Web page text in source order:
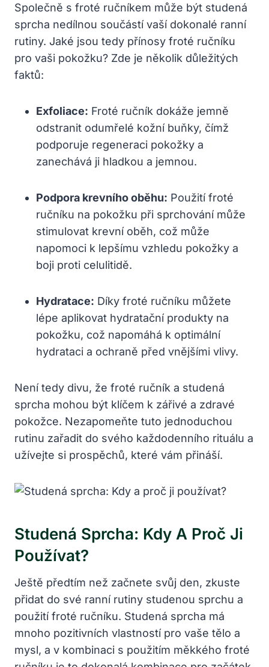
Společně s froté ručníkem může být studená
sprcha nedílnou součástí vaší dokonalé ranní
rutiny. Jaké jsou tedy přínosy froté ručníku
pro vaši pokožku? Zde je několik důležitých
faktů:
Exfoliace: Froté ručník dokáže jemně
odstranit odumřelé kožní buňky, čímž
podporuje regeneraci pokožky a
zanechává ji hladkou a jemnou.
Podpora krevního oběhu: Použití froté
ručníku na pokožku při sprchování může
stimulovat krevní oběh, což může
napomoci k lepšímu vzhledu pokožky a
boji proti celulitidě.
Hydratace: Díky froté ručníku můžete
lépe aplikovat hydratační produkty na
pokožku, což napomáhá k optimální
hydrataci a ochraně před vnějšími vlivy.
Není tedy divu, že froté ručník a studená
sprcha mohou být klíčem k zářivé a zdravé
pokožce. Nezapomeňte tuto jednoduchou
rutinu zařadit do svého každodenního rituálu a
užívejte si prospěchů, které vám přináší.
Studená Sprcha: Kdy A Proč Ji
Používat?
Ještě předtím než začnete svůj den, zkuste
přidat do své ranní rutiny studenou sprchu a
použití froté ručníku. Studená sprcha má
mnoho pozitivních vlastností pro vaše tělo a
mysl, a v kombinaci s použitím měkkého froté